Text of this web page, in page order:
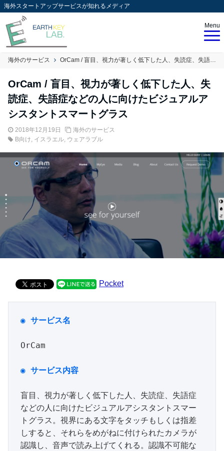
海外スタートアップサービスが知れるメディア
Menu
海外のサービス OrCam / 盲目、視力が著しく低下した人、失読症、失語症などの人に向けたビジュアルアシスタントスマートグラス
OrCam / 盲目、視力が著しく低下した人、失
読症、失語症などの人に向けたビジュアルア
シスタントスマートグラス
2018年12月19日
海外のサービス
B向け, イスラエル, ウェアラブル
Pocket
◉ サービス名
OrCam
盲目、視力が著しく低下した人、失読症、失語症
などの人に向けたビジュアルアシスタントスマー
トグラス。視界にある文字をタッチもしくは指差
しすると、それらをめがねに付けられたカメラが
認識し、音声で読み上げてくれる。認識不可能な